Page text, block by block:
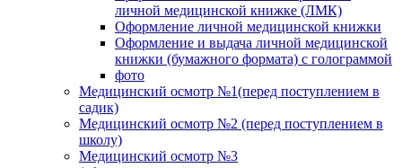
личной медицинской книжке (ЛМК)
Оформление личной медицинской книжки
Оформление и выдача личной медицинской
книжки (бумажного формата) с голограммой
фото
Медицинский осмотр №1(перед поступлением в
садик)
Медицинский осмотр №2 (перед поступлением в
школу)
Медицинский осмотр №3